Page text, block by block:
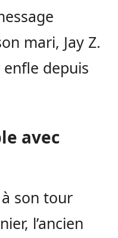
mari, Jay Z.
depuis
avec
son tour
l’ancien